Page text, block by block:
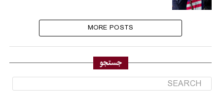
MORE POSTS
جستجو